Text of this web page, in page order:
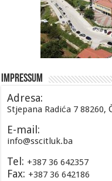
Impressum
Adresa:
Stjepana Radića 7 88260,
E-mail:
info@sscitluk.ba
Tel: +387 36 642357
Fax: +387 36 642186